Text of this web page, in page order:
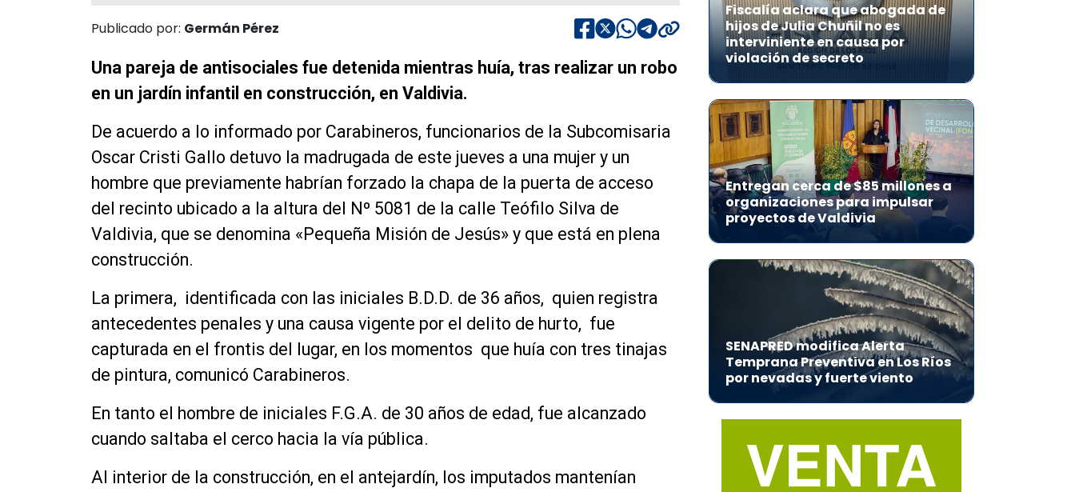
Publicado por: Germán Pérez
Una pareja de antisociales fue detenida mientras huía, tras realizar un robo
en un jardín infantil en construcción, en Valdivia.
De acuerdo a lo informado por Carabineros, funcionarios de la Subcomisaria
Oscar Cristi Gallo detuvo la madrugada de este jueves a una mujer y un
hombre que previamente habrían forzado la chapa de la puerta de acceso
del recinto ubicado a la altura del Nº 5081 de la calle Teófilo Silva de
Valdivia, que se denomina «Pequeña Misión de Jesús» y que está en plena
construcción.
La primera, identificada con las iniciales B.D.D. de 36 años, quien registra
antecedentes penales y una causa vigente por el delito de hurto, fue
capturada en el frontis del lugar, en los momentos que huía con tres tinajas
de pintura, comunicó Carabineros.
En tanto el hombre de iniciales F.G.A. de 30 años de edad, fue alcanzado
cuando saltaba el cerco hacia la vía pública.
Al interior de la construcción, en el antejardín, los imputados mantenían
Fiscalía aclara que abogada de
hijos de Julia Chuñil no es
interviniente en causa por
violación de secreto
Entregan cerca de $85 millones a
organizaciones para impulsar
proyectos de Valdivia
SENAPRED modifica Alerta
Temprana Preventiva en Los Ríos
por nevadas y fuerte viento